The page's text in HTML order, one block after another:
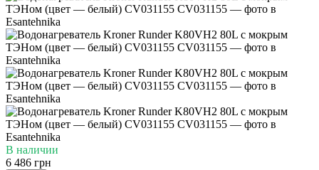
В наличии
6 486 грн